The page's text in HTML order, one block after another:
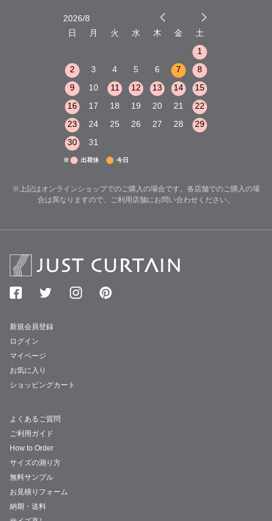
2026/8
日
月 火 水 木 金
土
1
2
3 4 5 6 7
8
9
10 11 12 13 14
15
16
17 18 19 20 21
22
23
24 25 26 27 28
29
30
31
※ 出荷休 今日
※上記はオンラインショップでのご購入の場合です。各店舗でのご購入の場
合は異なりますので、ご利用店舗にお問い合わせください。
新規会員登録
ログイン
マイページ
お気に入り
ショッピングカート
よくあるご質問
ご利用ガイド
How to Order
サイズの測り方
無料サンプル
お見積りフォーム
納期・送料